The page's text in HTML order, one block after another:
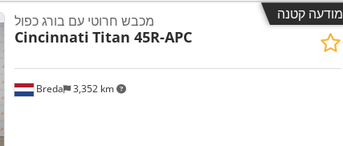
מודעה קטנה
Breda 3,352 km
מכבש חרוטי עם בורג כפול
Cincinnati Titan 45R-APC